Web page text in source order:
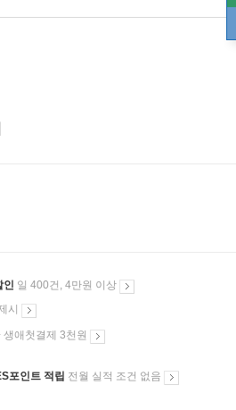
인 일 400건, 4만원 이상
시
생애첫결제 3천원
포인트 적립 전월 실적 조건 없음